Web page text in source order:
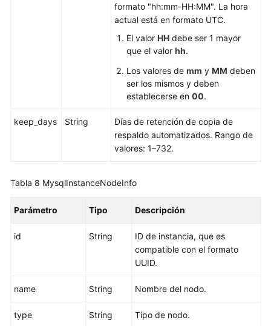
de
automático
Consulta
escalado
formato "hh:mm-HH:MM". La hora
actual está en formato UTC.
El valor HH debe ser 1 mayor
que el valor hh.
Los valores de mm y MM deben
ser los mismos y deben
establecerse en 00.
keep_days String
Días de retención de copia de
respaldo automatizados. Rango de
valores: 1–732.
Tabla 8 MysqlInstanceNodeInfo
Parámetro Tipo Descripción
id String
ID de instancia, que es
compatible con el formato
UUID.
name String Nombre del nodo.
type String
Tipo de nodo.